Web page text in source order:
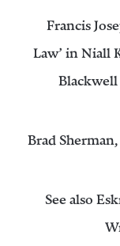
Francis
Law’ in Niall
Brad
See also